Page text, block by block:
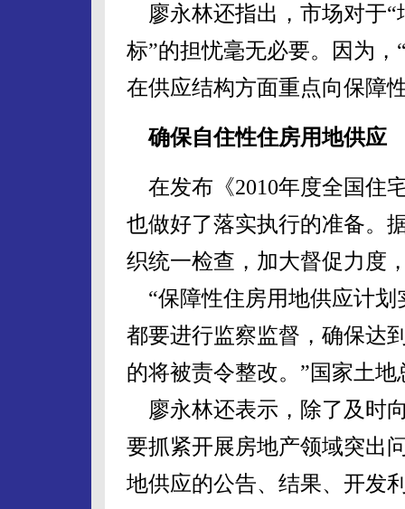
廖永林还指出，市场对于“
标”的担忧毫无必要。因为
在供应结构方面重点向保障
确保自住性住房用地供应
在发布《2010年度全国住
也做好了落实执行的准备。
织统一检查，加大督促力度
“保障性住房用地供应计划
都要进行监察监督，确保达
的将被责令整改。”国家土
廖永林还表示，除了及时
要抓紧开展房地产领域突出
地供应的公告、结果、开发